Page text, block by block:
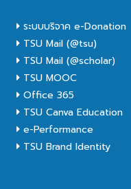
ระบบบริจาค e-Donation
TSU Mail (@tsu)
TSU Mail (@scholar)
TSU MOOC
Office 365
TSU Canva Education
e-Performance
TSU Brand Identity